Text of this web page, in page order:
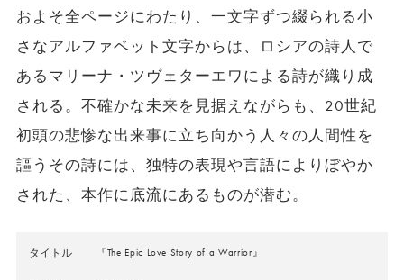
およそ全ページにわたり、一文字ずつ綴られる小
さなアルファベット文字からは、ロシアの詩人で
あるマリーナ・ツヴェターエワによる詩が織り成
される。不確かな未来を見据えながらも、20世紀
初頭の悲惨な出来事に立ち向かう人々の人間性を
謳うその詩には、独特の表現や言語によりぼやか
された、本作に底流にあるものが潜む。
タイトル 『The Epic Love Story of a Warrior』